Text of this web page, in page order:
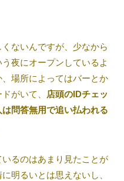
ないんですが、少なから
夜にオープンしているよ
場所によってはバーとか
がいて、
店頭のIDチェッ
問答無用で追い払われる
るのはあまり見たことが
明るいとは思えないし、